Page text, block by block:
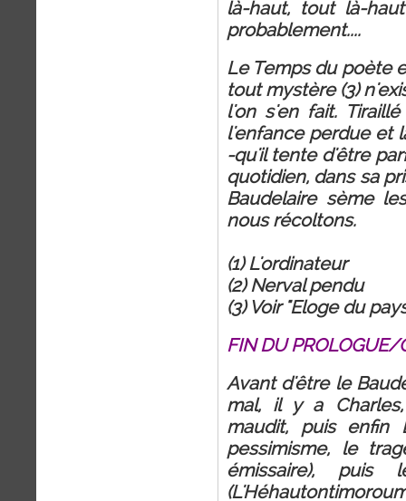
là-haut, tout là-
probablement....
Le Temps du poète
tout mystère (3)
l'on s'en fait.
l'enfance perdue et
-qu'il tente d'être
quotidien, dans sa
Baudelaire sème
nous récoltons.
(1) L'ordinateur
(2) Nerval pendu
(3) Voir "Eloge du
FIN DU PROLOGUE/
Avant d'être le
mal, il y a
maudit, puis enfin
pessimisme, le
émissaire), puis